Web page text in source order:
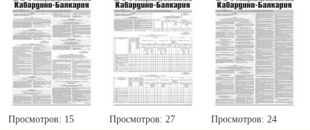
Просмотров: 15 Просмотров: 27
Просмотров: 24